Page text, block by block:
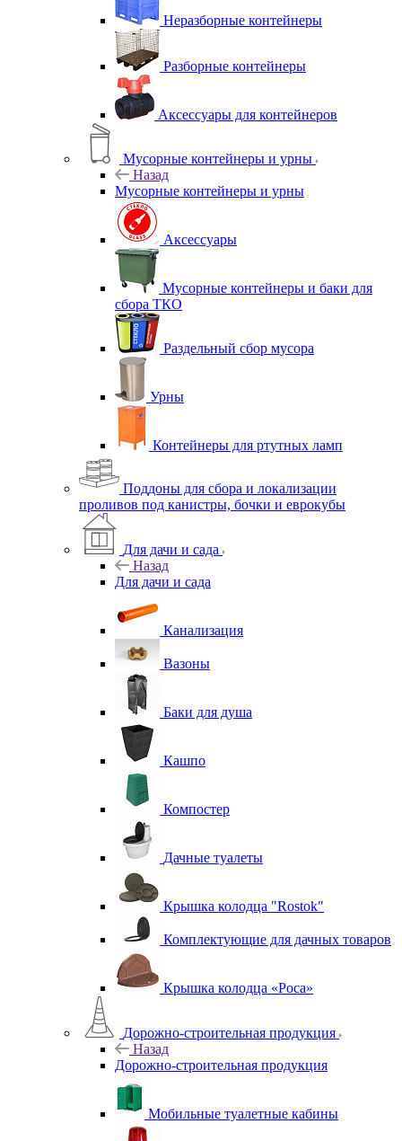
Неразборные контейнеры
Разборные контейнеры
Аксессуары для контейнеров
Мусорные контейнеры и урны
Назад
Мусорные контейнеры и урны
Аксессуары
Мусорные контейнеры и баки для
сбора ТКО
Раздельный сбор мусора
Урны
Контейнеры для ртутных ламп
Поддоны для сбора и локализации
проливов под канистры, бочки и еврокубы
Для дачи и сада
Назад
Для дачи и сада
Канализация
Вазоны
Баки для душа
Кашпо
Компостер
Дачные туалеты
Крышка колодца "Rostok"
Комплектующие для дачных товаров
Крышка колодца «Роса»
Дорожно-строительная продукция
Назад
Дорожно-строительная продукция
Мобильные туалетные кабины